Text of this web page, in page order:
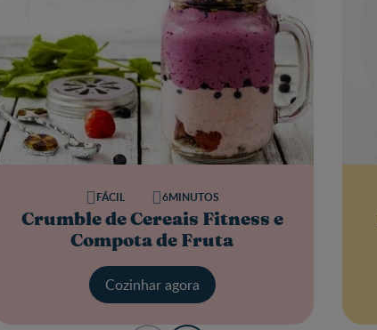
Crumble de Cereais Fitness e
Compota de Fruta
FÁCIL 6MINUTOS
Cozinhar agora